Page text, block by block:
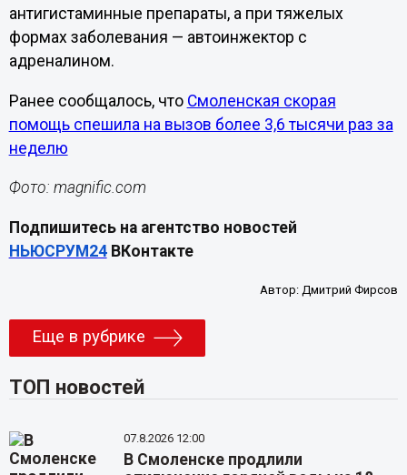
антигистаминные препараты, а при тяжелых
формах заболевания — автоинжектор с
адреналином.
Ранее сообщалось, что Смоленская скорая
помощь спешила на вызов более 3,6 тысячи раз за
неделю
Фото: magnific.com
Подпишитесь на агентство новостей
НЬЮСРУМ24ВКонтакте
Автор:Дмитрий Фирсов
Еще в рубрике
ТОП новостей
07.8.2026 12:00
В Смоленске продлили